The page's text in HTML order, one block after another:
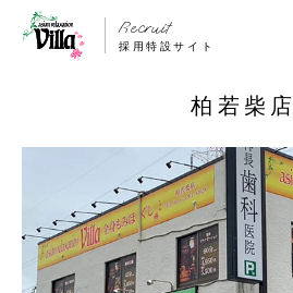
Recruit
採用特設サイト
柏若柴店